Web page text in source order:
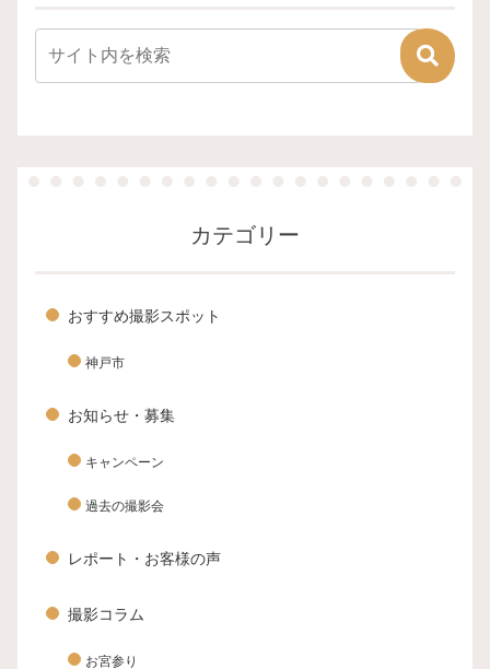
カテゴリー
おすすめ撮影スポット
神戸市
お知らせ・募集
キャンペーン
過去の撮影会
レポート・お客様の声
撮影コラム
お宮参り